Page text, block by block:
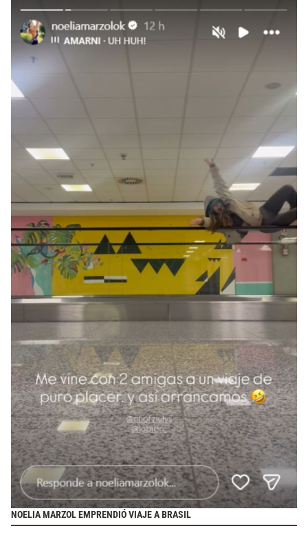
NOELIA MARZOL EMPRENDIÓ VIAJE A BRASIL